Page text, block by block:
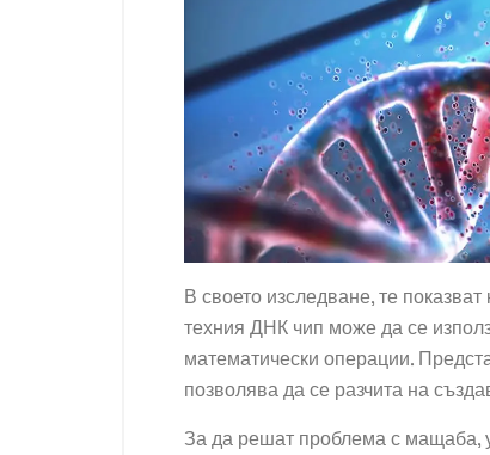
В своето изследване, те
техния ДНК чип може да се
математически операции.
позволява да се разчита на
За да решат проблема с мащаба,